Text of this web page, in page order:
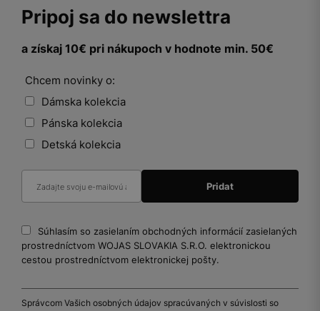
Pripoj sa do newslettra
a získaj 10€ pri nákupoch v hodnote min. 50€
Chcem novinky o:
Dámska kolekcia
Pánska kolekcia
Detská kolekcia
Súhlasím so zasielaním obchodných informácií zasielaných
prostredníctvom WOJAS SLOVAKIA S.R.O. elektronickou
cestou prostredníctvom elektronickej pošty.
Správcom Vašich osobných údajov spracúvaných v súvislosti so